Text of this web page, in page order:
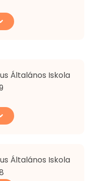
Általános Iskola
Általános Iskola